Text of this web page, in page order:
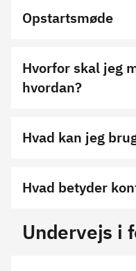
Opstartsmøde
Hvorfor skal jeg
hvordan?
Hvad kan jeg
Hvad betyder
Undervejs i